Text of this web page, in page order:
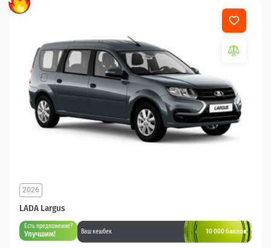
LADA Largus
2026
Есть предложение?
Улучшим! Ваш кешбек 10 000 баллов